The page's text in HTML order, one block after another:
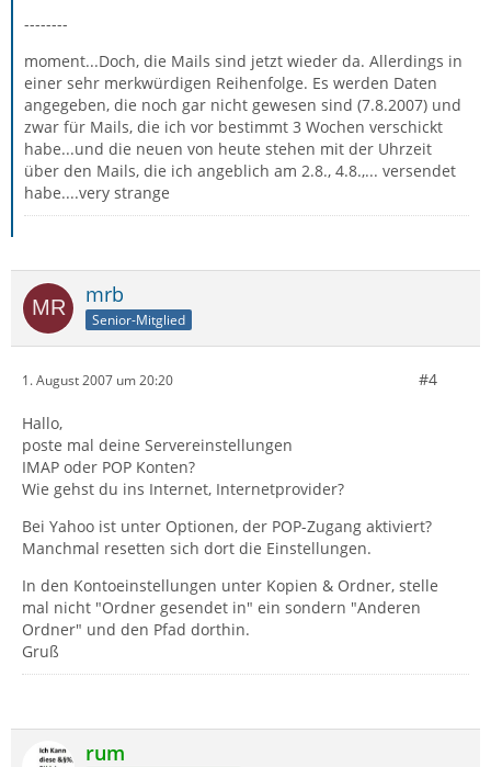
--------
moment...Doch, die Mails sind jetzt wieder da. Allerdings in
einer sehr merkwürdigen Reihenfolge. Es werden Daten
angegeben, die noch gar nicht gewesen sind (7.8.2007) und
zwar für Mails, die ich vor bestimmt 3 Wochen verschickt
habe...und die neuen von heute stehen mit der Uhrzeit
über den Mails, die ich angeblich am 2.8., 4.8.,... versendet
habe....very strange
mrb
Senior-Mitglied
1. August 2007 um 20:20 #4
Hallo,
poste mal deine Servereinstellungen
IMAP oder POP Konten?
Wie gehst du ins Internet, Internetprovider?
Bei Yahoo ist unter Optionen, der POP-Zugang aktiviert?
Manchmal resetten sich dort die Einstellungen.
In den Kontoeinstellungen unter Kopien & Ordner, stelle
mal nicht "Ordner gesendet in" ein sondern "Anderen
Ordner" und den Pfad dorthin.
Gruß
rum